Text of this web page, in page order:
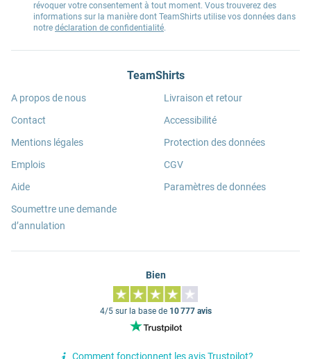
révoquer votre consentement à tout moment. Vous trouverez des
informations sur la manière dont TeamShirts utilise vos données dans
notre déclaration de confidentialité.
TeamShirts
A propos de nous
Contact
Mentions légales
Emplois
Aide
Soumettre une demande
d’annulation
Livraison et retour
Accessibilité
Protection des données
CGV
Paramètres de données
Bien
4/5 sur la base de 10 777 avis
Comment fonctionnent les avis Trustpilot?